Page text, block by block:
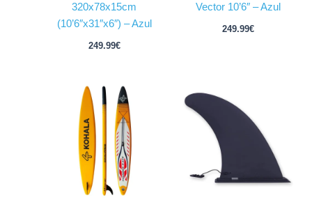
320x78x15cm
(10’6″x31″x6″) – Azul
249.99€
Vector 10’6″ – Azul
249.99€